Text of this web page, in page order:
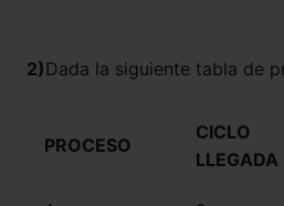
2)Dada la siguiente tabla de
PROCESO
CICLO
LLEGADA